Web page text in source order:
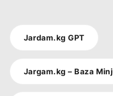
Jardam.kg GPT
Jargam.kg – Baza